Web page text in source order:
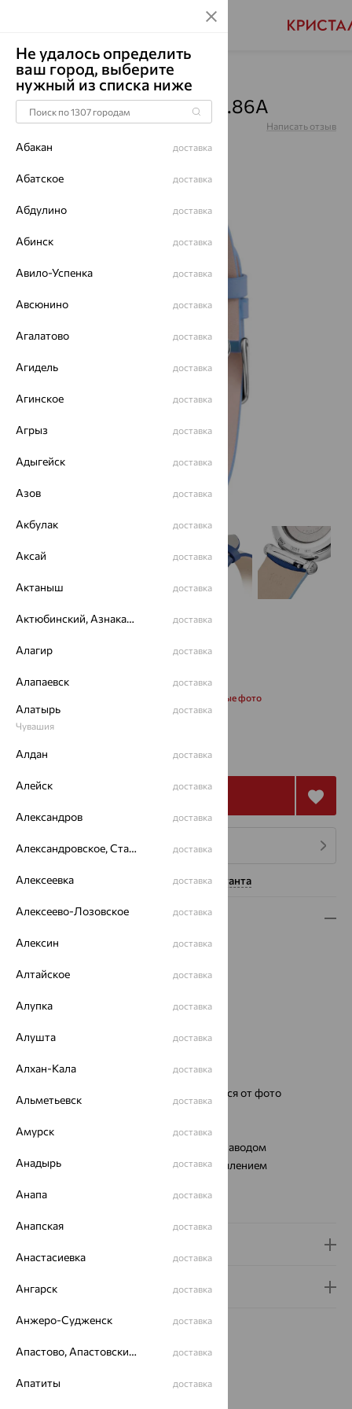
Главная Каталог Часы
Часы, серебро, 1010.0.9.86A
Артикул:1010.0.9.86A Написать отзыв
Запросить дополнительные фото
62 154 110 990₽
Купить
4 платежа по 15 539₽
Нужна помощь консультанта
Описание
Металл:
РОССИЯ
Для кого:
Модель:
Вес металла:
Цвет и фактура могут отличаться от фото
Механизм:
Miyota (CITIZEN) Япония
Механический с автоподзаводом
Стекло:минеральное с сапфировым напылением
Коллекция:
Гарантия и возврат
Похожие изделия
Не удалось определить
ваш город, выберите
нужный из списка ниже
Абакан доставка
Абатское доставка
Абдулино доставка
Абинск доставка
Авило-Успенка доставка
Авсюнино доставка
Агалатово доставка
Агидель доставка
Агинское доставка
Агрыз доставка
Адыгейск доставка
Азов доставка
Акбулак доставка
Аксай доставка
Актаныш доставка
Актюбинский, Азнакаевский район доставка
Алагир доставка
Алапаевск доставка
Алатырь
Чувашия
доставка
Алдан доставка
Алейск доставка
Александров доставка
Александровское, Ставропольский край доставка
Алексеевка доставка
Алексеево-Лозовское доставка
Алексин доставка
Алтайское доставка
Алупка доставка
Алушта доставка
Алхан-Кала доставка
Альметьевск доставка
Амурск доставка
Анадырь доставка
Анапа доставка
Анапская доставка
Анастасиевка доставка
Ангарск доставка
Анжеро-Судженск доставка
Апастово, Апастовский район доставка
Апатиты доставка